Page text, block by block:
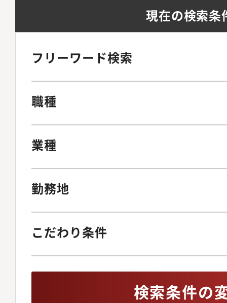
現在の検索条
フリーワード検索
職種
業種
勤務地
こだわり条件
検索条件の